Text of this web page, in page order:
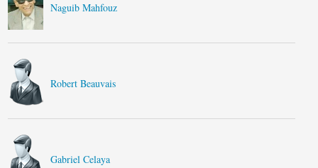
Naguib Mahfouz
Robert Beauvais
Gabriel Celaya